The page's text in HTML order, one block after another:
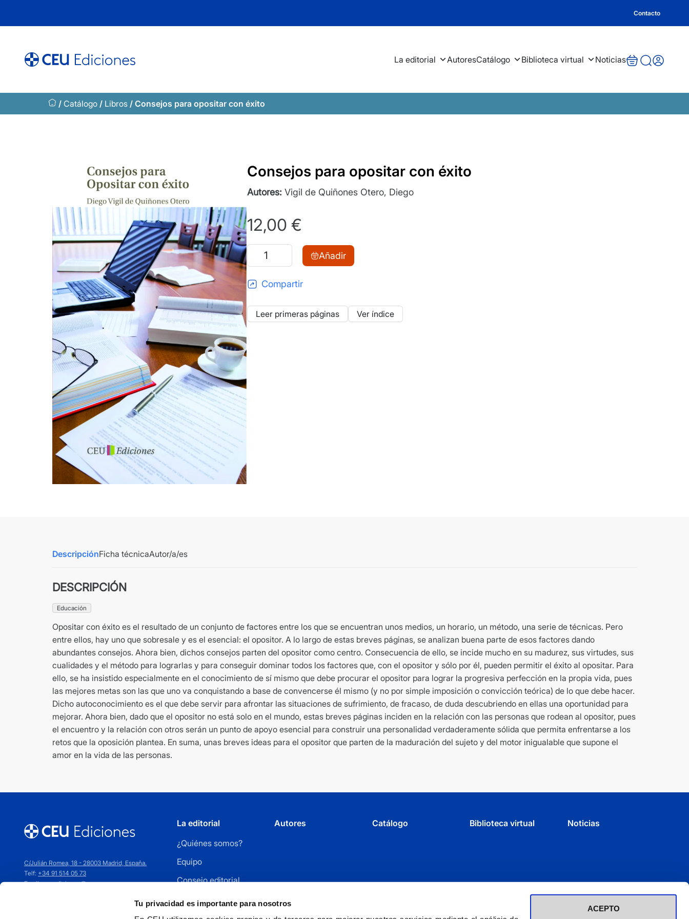
Tu privacidad es importante para nosotros
ACEPTO
Contacto
La editorial AutoresCatálogo Biblioteca virtual Noticias
/Catálogo / Libros / Consejos para opositar con éxito
Consejos para opositar con éxito
Autores: Vigil de Quiñones Otero, Diego
12,00 €
Consejos
para
opositar
éxito
Añadir
Compartir
Leer primeras páginas Ver índice
DescripciónFicha técnicaAutor/a/es
DESCRIPCIÓN
Educación
Opositar con éxito es el resultado de un conjunto de factores entre los que se encuentran unos medios, un horario, un método, una serie de técnicas. Pero
entre ellos, hay uno que sobresale y es el esencial: el opositor. A lo largo de estas breves páginas, se analizan buena parte de esos factores dando
abundantes consejos. Ahora bien, dichos consejos parten del opositor como centro. Consecuencia de ello, se incide mucho en su madurez, sus virtudes, sus
cualidades y el método para lograrlas y para conseguir dominar todos los factores que, con el opositor y sólo por él, pueden permitir el éxito al opositar. Para
ello, se ha insistido especialmente en el conocimiento de sí mismo que debe procurar el opositor para lograr la progresiva perfección en la propia vida, pues
las mejores metas son las que uno va conquistando a base de convencerse él mismo (y no por simple imposición o convicción teórica) de lo que debe hacer.
Dicho autoconocimiento es el que debe servir para afrontar las situaciones de sufrimiento, de fracaso, de duda descubriendo en ellas una oportunidad para
mejorar. Ahora bien, dado que el opositor no está solo en el mundo, estas breves páginas inciden en la relación con las personas que rodean al opositor, pues
el encuentro y la relación con otros serán un punto de apoyo esencial para construir una personalidad verdaderamente sólida que permita enfrentarse a los
retos que la oposición plantea. En suma, unas breves ideas para el opositor que parten de la maduración del sujeto y del motor inigualable que supone el
amor en la vida de las personas.
C/Julián Romea, 18 - 28003 Madrid, España.
Telf: +34 91 514 05 73
Email:ceuediciones@ceu.es
La editorial
¿Quiénes somos?
Equipo
Consejo editorial
Cómo publicar
Autores Catálogo Biblioteca virtual Noticias